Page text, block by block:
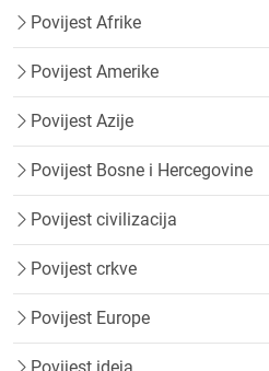
Povijest Afrike
Povijest Amerike
Povijest Azije
Povijest Bosne i Hercegovine
Povijest civilizacija
Povijest crkve
Povijest Europe